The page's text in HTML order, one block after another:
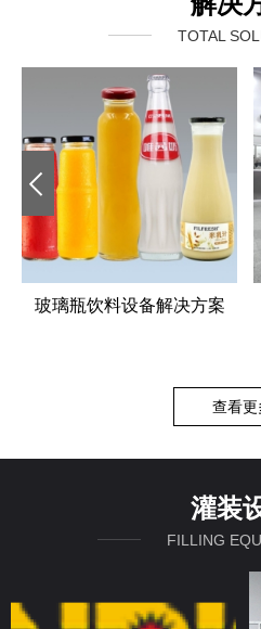
TOTAL
玻璃瓶饮料设备解决方案
查看更
灌装
FILLING